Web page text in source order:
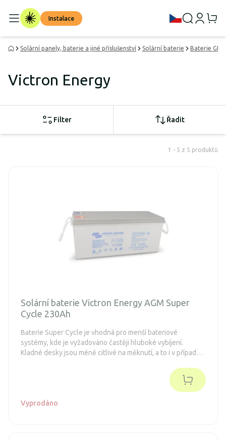
Instalace
Solární panely, baterie a jiné příslušenství Solární baterie Baterie GEL
Victron Energy
Filter Řadit
1 - 5 z 5 produktů
Solární baterie Victron Energy AGM Super
Cycle 230Ah
Baterie Super Cycle je vhodná pro menší bateriové
systémy, kde je vyžadováno častěji hluboké vybíjení.
Kladné desky jsou méně citlivé na měknutí, a to i v případě
Vyprodáno